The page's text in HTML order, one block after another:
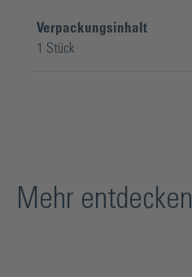
Verpackungsinhalt
1 Stück
Mehr entdecken